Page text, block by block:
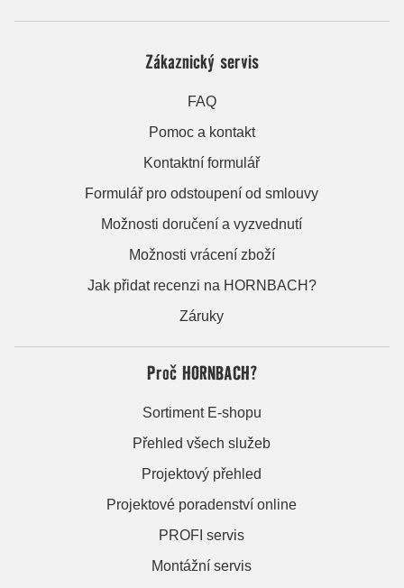
Zákaznický servis
FAQ
Pomoc a kontakt
Kontaktní formulář
Formulář pro odstoupení od smlouvy
Možnosti doručení a vyzvednutí
Možnosti vrácení zboží
Jak přidat recenzi na HORNBACH?
Záruky
Proč HORNBACH?
Sortiment E-shopu
Přehled všech služeb
Projektový přehled
Projektové poradenství online
PROFI servis
Montážní servis